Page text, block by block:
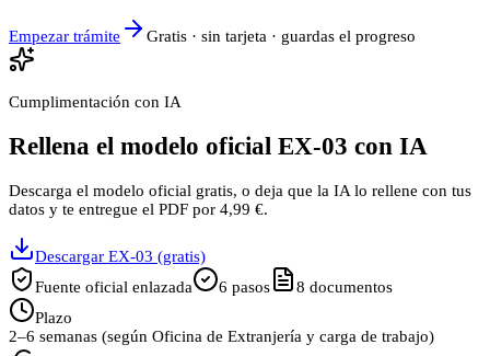
Empezar trámite Gratis · sin tarjeta · guardas el progreso
Cumplimentación con IA
Rellena el modelo oficial EX-03 con IA
Descarga el modelo oficial gratis, o deja que la IA lo rellene con tus
datos y te entregue el PDF por 4,99 €.
Descargar EX-03 (gratis)
Fuente oficial enlazada
6 pasos 8 documentos
Plazo
2–6 semanas (según Oficina de Extranjería y carga de trabajo)